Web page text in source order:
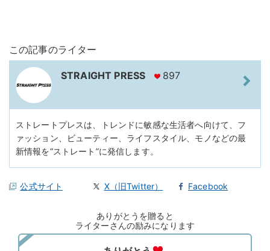
この記事のライター
STRAIGHT PRESS 897
ストレートプレスは、トレンドに敏感な生活者へ向けて、フ
ァッション、ビューティー、ライフスタイル、モノなどの最
新情報を“ストレート”に発信します。
公式サイト X（旧Twitter） Facebook
ありがとうを贈ると
ライターさんの励みになります